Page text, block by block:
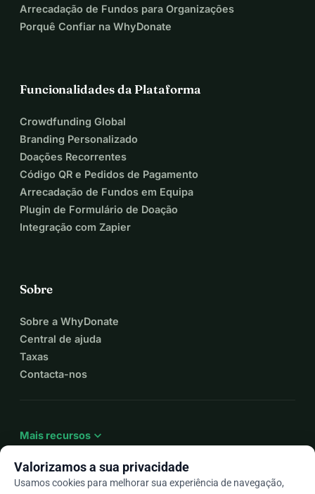
Arrecadação de Fundos para Organizações
Porquê Confiar na WhyDonate
Funcionalidades da Plataforma
Crowdfunding Global
Branding Personalizado
Doações Recorrentes
Código QR e Pedidos de Pagamento
Arrecadação de Fundos em Equipa
Plugin de Formulário de Doação
Integração com Zapier
Sobre
Sobre a WhyDonate
Central de ajuda
Taxas
Contacta-nos
Mais recursos expand_more
Valorizamos a sua privacidade
Usamos cookies para melhorar sua experiência de navegação,